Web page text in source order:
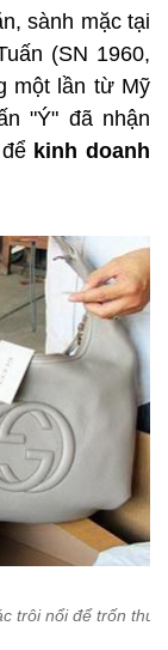
sành mặc tại
(SN 1960,
một lần từ Mỹ
"Ý" đã nhận
kinh doanh
trôi nổi để trốn thuế